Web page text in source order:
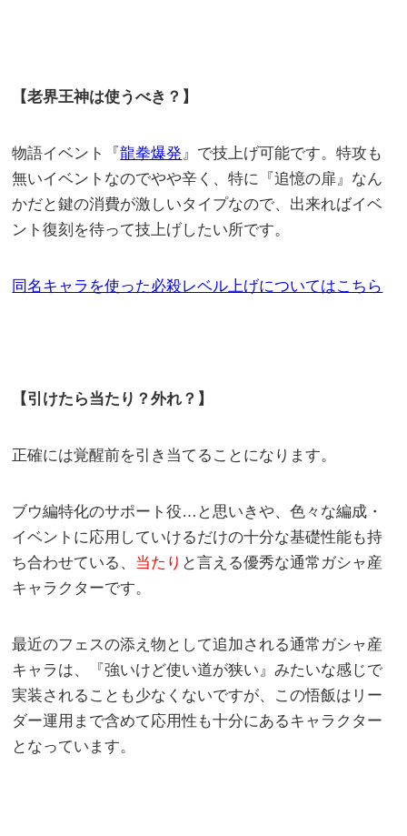
【老界王神は使うべき？】
物語イベント『龍拳爆発 』で技上げ可能です。特攻も
無いイベントなのでやや辛く、特に『追憶の扉』なん
かだと鍵の消費が激しいタイプなので、出来ればイベ
ント復刻を待って技上げしたい所です。
同名キャラを使った必殺レベル上げについてはこちら
【引けたら当たり？外れ？】
正確には覚醒前を引き当てることになります。
ブウ編特化のサポート役…と思いきや、色々な編成・
イベントに応用していけるだけの十分な基礎性能も持
ち合わせている、 当たり と言える優秀な通常ガシャ産
キャラクターです。
最近のフェスの添え物として追加される通常ガシャ産
キャラは、『強いけど使い道が狭い』みたいな感じで
実装されることも少なくないですが、この悟飯はリー
ダー運用まで含めて応用性も十分にあるキャラクター
となっています。